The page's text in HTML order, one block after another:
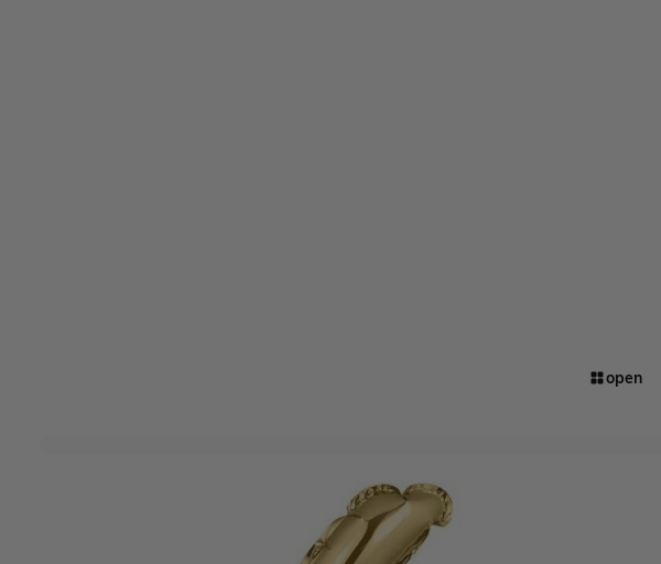
open
Vier je party met deze superleuke mini folieballonnen goud in de cijfers 0 t/m 9! Deze
met de mond op te blazen, integendeel, ze blazen zichzelf op! Laat het